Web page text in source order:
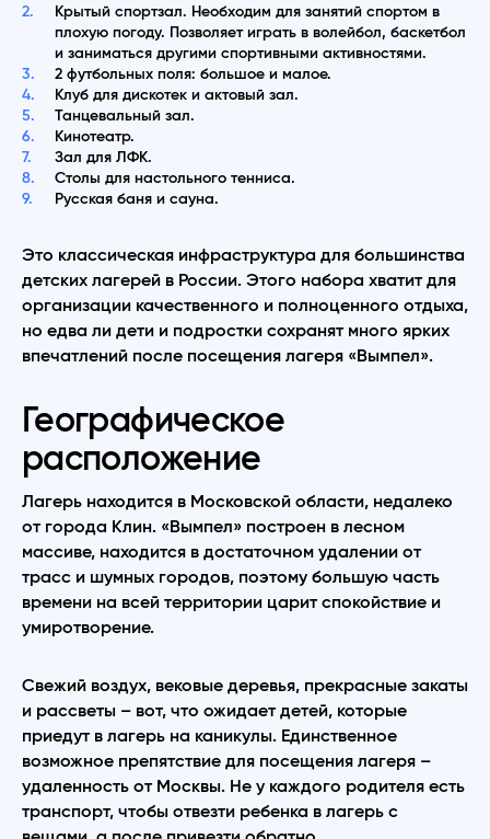
Крытый спортзал. Необходим для занятий спортом в
плохую погоду. Позволяет играть в волейбол, баскетбол
и заниматься другими спортивными активностями.
2 футбольных поля: большое и малое.
Клуб для дискотек и актовый зал.
Танцевальный зал.
Кинотеатр.
Зал для ЛФК.
Столы для настольного тенниса.
Русская баня и сауна.
Это классическая инфраструктура для большинства
детских лагерей в России. Этого набора хватит для
организации качественного и полноценного отдыха,
но едва ли дети и подростки сохранят много ярких
впечатлений после посещения лагеря «Вымпел».
Географическое
расположение
Лагерь находится в Московской области, недалеко
от города Клин. «Вымпел» построен в лесном
массиве, находится в достаточном удалении от
трасс и шумных городов, поэтому большую часть
времени на всей территории царит спокойствие и
умиротворение.
Свежий воздух, вековые деревья, прекрасные закаты
и рассветы – вот, что ожидает детей, которые
приедут в лагерь на каникулы. Единственное
возможное препятствие для посещения лагеря –
удаленность от Москвы. Не у каждого родителя есть
транспорт, чтобы отвезти ребенка в лагерь с